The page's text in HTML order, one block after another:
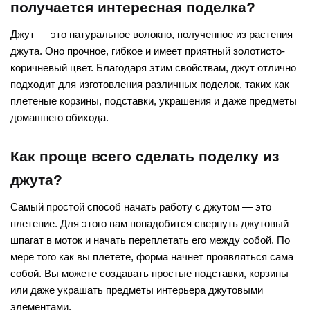
получается интересная поделка?
Джут — это натуральное волокно, полученное из растения
джута. Оно прочное, гибкое и имеет приятный золотисто-
коричневый цвет. Благодаря этим свойствам, джут отлично
подходит для изготовления различных поделок, таких как
плетеные корзины, подставки, украшения и даже предметы
домашнего обихода.
Как проще всего сделать поделку из
джута?
Самый простой способ начать работу с джутом — это
плетение. Для этого вам понадобится свернуть джутовый
шпагат в моток и начать переплетать его между собой. По
мере того как вы плетете, форма начнет проявляться сама
собой. Вы можете создавать простые подставки, корзины
или даже украшать предметы интерьера джутовыми
элементами.